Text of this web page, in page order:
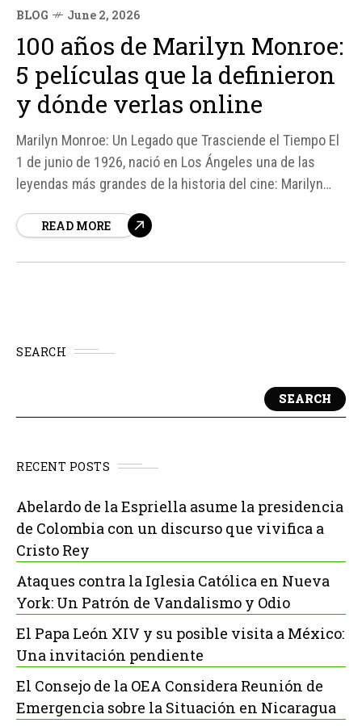
BLOG June 2, 2026
100 años de Marilyn Monroe:
5 películas que la definieron
y dónde verlas online
Marilyn Monroe: Un Legado que Trasciende el Tiempo El
1 de junio de 1926, nació en Los Ángeles una de las
leyendas más grandes de la historia del cine: Marilyn
siendo relevante, y su filmografía es un testimonio de su
READ MORE
SEARCH
SEARCH
RECENT POSTS
Abelardo de la Espriella asume la presidencia
de Colombia con un discurso que vivifica a
Cristo Rey
Ataques contra la Iglesia Católica en Nueva
York: Un Patrón de Vandalismo y Odio
El Papa León XIV y su posible visita a México:
Una invitación pendiente
El Consejo de la OEA Considera Reunión de
Emergencia sobre la Situación en Nicaragua